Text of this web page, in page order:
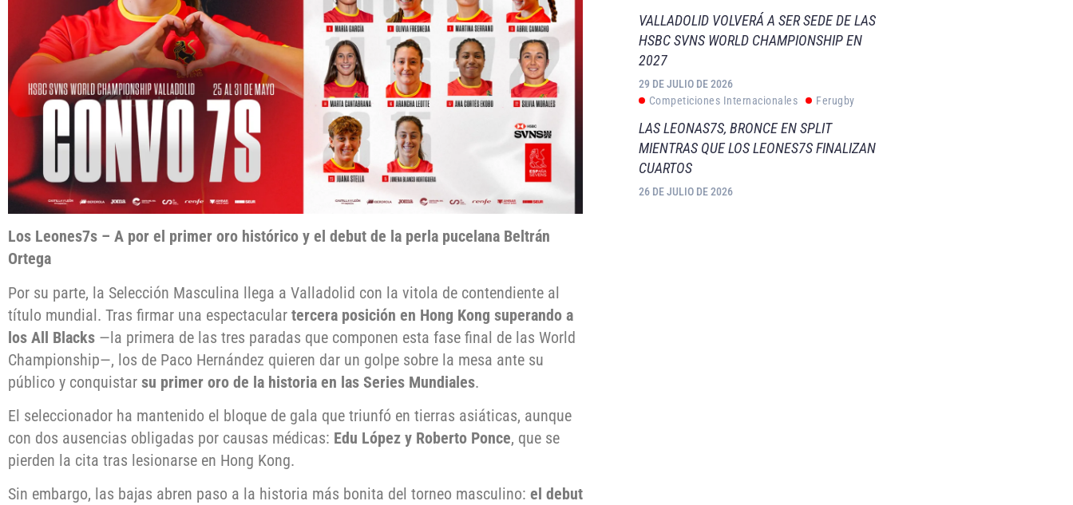
Los Leones7s – A por el primer oro histórico y el debut de la perla pucelana Beltrán
Ortega
Por su parte, la Selección Masculina llega a Valladolid con la vitola de contendiente al
título mundial. Tras firmar una espectacular tercera posición en Hong Kong superando a
los All Blacks —la primera de las tres paradas que componen esta fase final de las World
Championship—, los de Paco Hernández quieren dar un golpe sobre la mesa ante su
público y conquistar su primer oro de la historia en las Series Mundiales.
El seleccionador ha mantenido el bloque de gala que triunfó en tierras asiáticas, aunque
con dos ausencias obligadas por causas médicas: Edu López y Roberto Ponce, que se
pierden la cita tras lesionarse en Hong Kong.
Sin embargo, las bajas abren paso a la historia más bonita del torneo masculino: el debut
VALLADOLID VOLVERÁ A SER SEDE DE LAS
HSBC SVNS WORLD CHAMPIONSHIP EN
2027
29 DE JULIO DE 2026
Competiciones Internacionales
Ferugby
LAS LEONAS7S, BRONCE EN SPLIT
MIENTRAS QUE LOS LEONES7S FINALIZAN
CUARTOS
26 DE JULIO DE 2026